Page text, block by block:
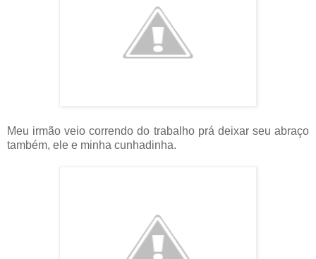
Meu irmão veio correndo do trabalho prá deixar seu abraço
também, ele e minha cunhadinha.